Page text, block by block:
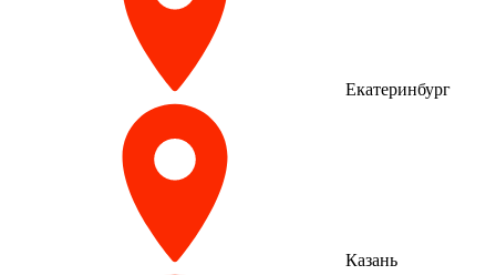
Екатеринбург
Казань